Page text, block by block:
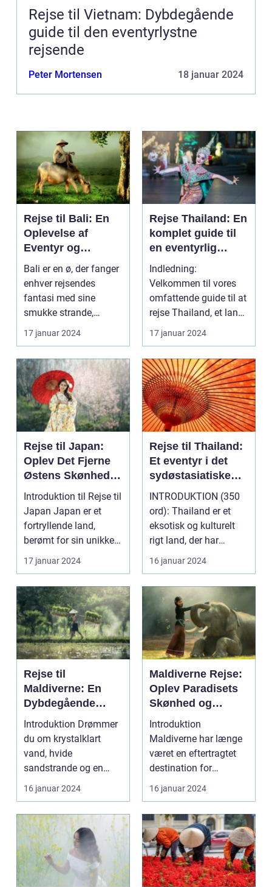
Rejse til Vietnam: Dybdegående
guide til den eventyrlystne
rejsende
Peter Mortensen 18 januar 2024
Rejse til Bali: En
Oplevelse af
Eventyr og
Skønhed
Bali er en ø, der fanger
enhver rejsendes
fantasi med sine
smukke strande,
frodige rismarker og en
u...
17 januar 2024
Rejse Thailand: En
komplet guide til
en eventyrlig
oplevelse
Indledning:
Velkommen til vores
omfattende guide til at
rejse Thailand, et land
rigt på kultur, hist...
17 januar 2024
Rejse til Japan:
Oplev Det Fjerne
Østens Skønhed
og Kultur
Introduktion til Rejse til
Japan Japan er et
fortryllende land,
berømt for sin unikke
blanding af g...
17 januar 2024
Rejse til Thailand:
Et eventyr i det
sydøstasiatiske
paradis
INTRODUKTION (350
ord): Thailand er et
eksotisk og kulturelt
rigt land, der har
tiltrukket rejsende...
16 januar 2024
Rejse til
Maldiverne: En
Dybdegående
Oplevelse af
Paradis
Introduktion Drømmer
du om krystalklart
vand, hvide
sandstrande og en
afslappende
atmosfære? Så er e...
16 januar 2024
Maldiverne Rejse:
Oplev Paradisets
Skønhed og
Historie
Introduktion
Maldiverne har længe
været en eftertragtet
destination for
rejsende, der søger en
oase...
16 januar 2024